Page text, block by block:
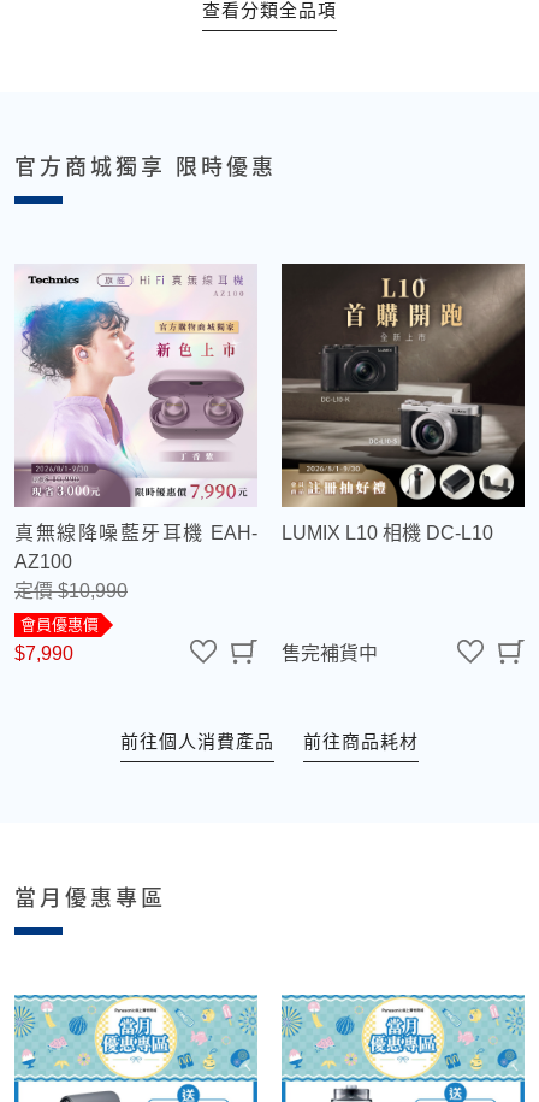
查看分類全品項
官方商城獨享 限時優惠
真無線降噪藍牙耳機 EAH-
AZ100
定價 $10,990
會員優惠價
$7,990
LUMIX L10 相機 DC-L10
售完補貨中
前往個人消費產品 前往商品耗材
當月優惠專區